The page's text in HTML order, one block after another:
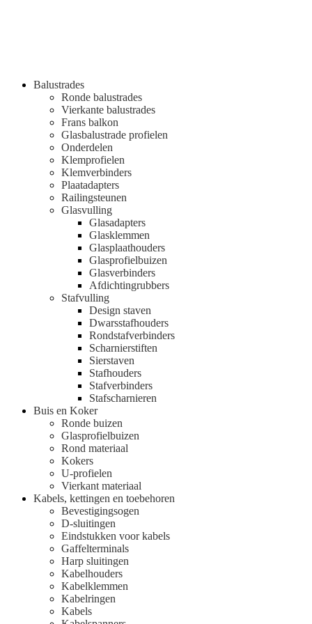
Balustrades
Ronde balustrades
Vierkante balustrades
Frans balkon
Glasbalustrade profielen
Onderdelen
Klemprofielen
Klemverbinders
Plaatadapters
Railingsteunen
Glasvulling
Glasadapters
Glasklemmen
Glasplaathouders
Glasprofielbuizen
Glasverbinders
Afdichtingrubbers
Stafvulling
Design staven
Dwarsstafhouders
Rondstafverbinders
Scharnierstiften
Sierstaven
Stafhouders
Stafverbinders
Stafscharnieren
Buis en Koker
Ronde buizen
Glasprofielbuizen
Rond materiaal
Kokers
U-profielen
Vierkant materiaal
Kabels, kettingen en toebehoren
Bevestigingsogen
D-sluitingen
Eindstukken voor kabels
Gaffelterminals
Harp sluitingen
Kabelhouders
Kabelklemmen
Kabelringen
Kabels